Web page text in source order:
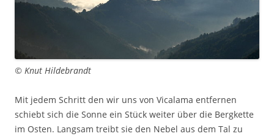
© Knut Hildebrandt
Mit jedem Schritt den wir uns von Vicalama entfernen
schiebt sich die Sonne ein Stück weiter über die Bergkette
im Osten. Langsam treibt sie den Nebel aus dem Tal zu